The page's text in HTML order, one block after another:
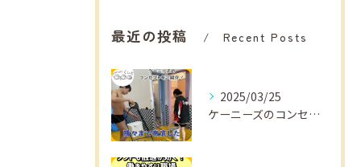
最近の投稿 Recent Posts
2025/03/25
ケーニーズのコンセプトをご紹介！